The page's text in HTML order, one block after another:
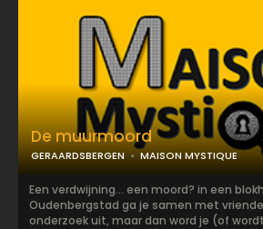
De muurmoord
GERAARDSBERGEN MAISON MYSTIQUE
Een verdwijning... een moord? in een
Oudenbergstad ga je samen met
onderzoek uit, maar dan word je (of